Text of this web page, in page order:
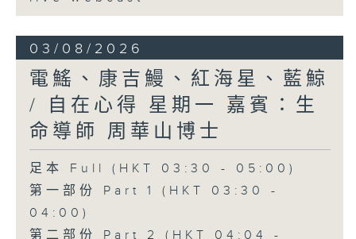
03/08/2026
電鰩、康吉鰻、紅海星、藍鯨
/ 自在心得 星期一 嘉賓：生
命導師 周華山博士
足本 Full (HKT 03:30 - 05:00)
第一部份 Part 1 (HKT 03:30 -
04:00)
第二部份 Part 2 (HKT 04:04 -